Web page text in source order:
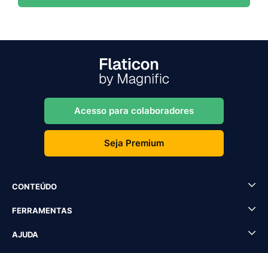
Acesso para colaboradores
Seja Premium
CONTEÚDO
FERRAMENTAS
AJUDA